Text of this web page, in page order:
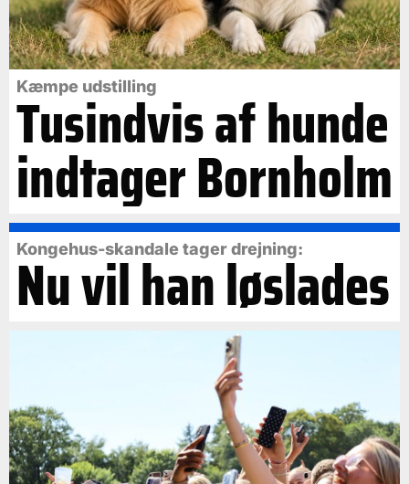
Kæmpe udstilling
Tusindvis af hunde
indtager Bornholm
Kongehus-skandale tager drejning:
Nu vil han løslades